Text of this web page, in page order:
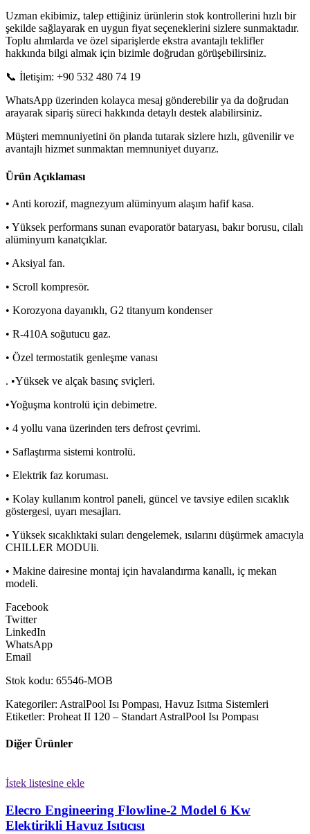
Uzman ekibimiz, talep ettiğiniz ürünlerin stok kontrollerini hızlı bir
şekilde sağlayarak en uygun fiyat seçeneklerini sizlere sunmaktadır.
Toplu alımlarda ve özel siparişlerde ekstra avantajlı teklifler
hakkında bilgi almak için bizimle doğrudan görüşebilirsiniz.
📞 İletişim: +90 532 480 74 19
WhatsApp üzerinden kolayca mesaj gönderebilir ya da doğrudan
arayarak sipariş süreci hakkında detaylı destek alabilirsiniz.
Müşteri memnuniyetini ön planda tutarak sizlere hızlı, güvenilir ve
avantajlı hizmet sunmaktan memnuniyet duyarız.
Ürün Açıklaması
• Anti korozif, magnezyum alüminyum alaşım hafif kasa.
• Yüksek performans sunan evaporatör bataryası, bakır borusu, cilalı
alüminyum kanatçıklar.
• Aksiyal fan.
• Scroll kompresör.
• Korozyona dayanıklı, G2 titanyum kondenser
• R-410A soğutucu gaz.
• Özel termostatik genleşme vanası
. •Yüksek ve alçak basınç sviçleri.
•Yoğuşma kontrolü için debimetre.
• 4 yollu vana üzerinden ters defrost çevrimi.
• Saflaştırma sistemi kontrolü.
• Elektrik faz koruması.
• Kolay kullanım kontrol paneli, güncel ve tavsiye edilen sıcaklık
göstergesi, uyarı mesajları.
• Yüksek sıcaklıktaki suları dengelemek, ısılarını düşürmek amacıyla
CHILLER MODUli.
• Makine dairesine montaj için havalandırma kanallı, iç mekan
modeli.
Facebook
Twitter
LinkedIn
WhatsApp
Email
Stok kodu: 65546-MOB
Kategoriler: AstralPool Isı Pompası, Havuz Isıtma Sistemleri
Etiketler: Proheat II 120 – Standart AstralPool Isı Pompası
Diğer Ürünler
İstek listesine ekle
Elecro Engineering Flowline-2 Model 6 Kw
Elektirikli Havuz Isıtıcısı